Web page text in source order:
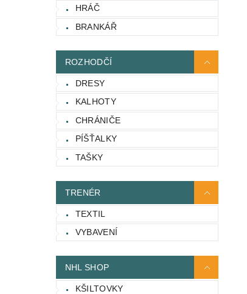
HRÁČ
BRANKÁŘ
ROZHODČÍ
DRESY
KALHOTY
CHRÁNIČE
PÍŠŤALKY
TAŠKY
TRENÉR
TEXTIL
VYBAVENÍ
NHL SHOP
KŠILTOVKY